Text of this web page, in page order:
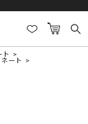
ト
ート